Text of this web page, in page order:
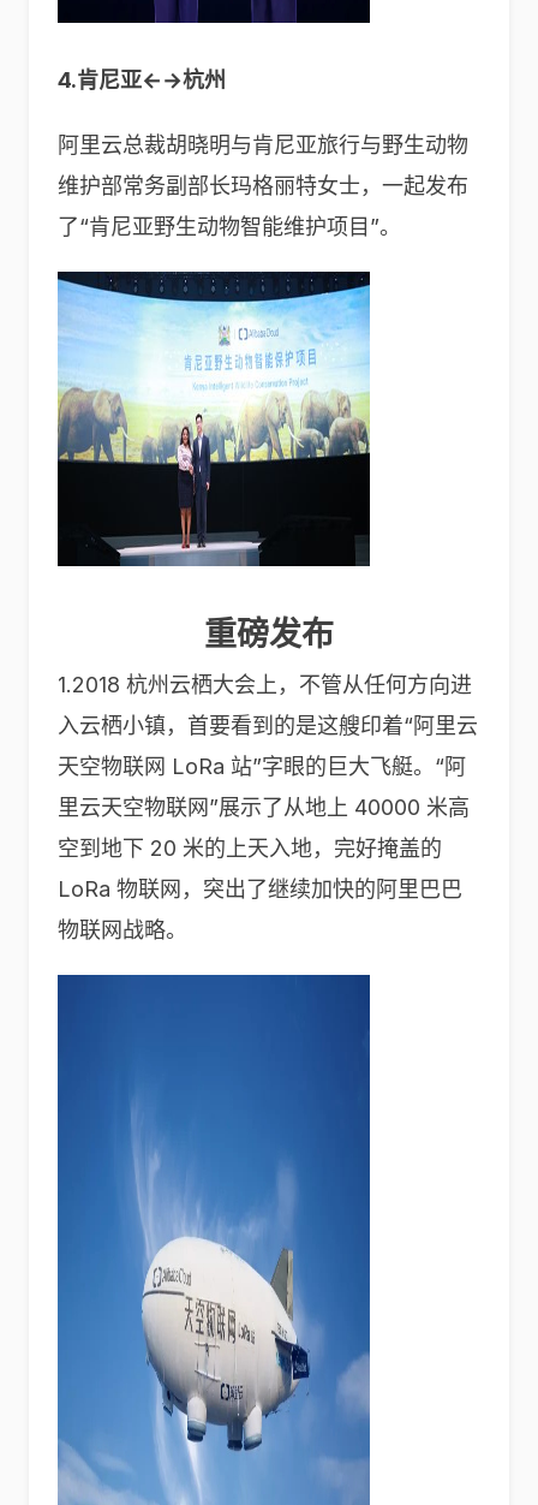
4.肯尼亚←→杭州
阿里云总裁胡晓明与肯尼亚旅行与野生动物
维护部常务副部长玛格丽特女士，一起发布
了“肯尼亚野生动物智能维护项目”。
重磅发布
1.2018 杭州云栖大会上，不管从任何方向进
入云栖小镇，首要看到的是这艘印着“阿里云
天空物联网 LoRa 站”字眼的巨大飞艇。“阿
里云天空物联网”展示了从地上 40000 米高
空到地下 20 米的上天入地，完好掩盖的
LoRa 物联网，突出了继续加快的阿里巴巴
物联网战略。